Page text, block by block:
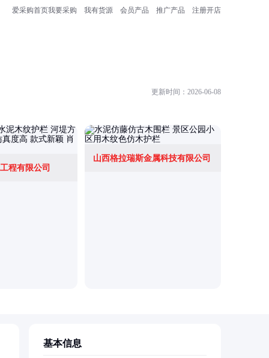
爱采购首页我要采购 我有货源 会员产品 推广产品 注册开店
更新时间：2026-06-08
程有限公司
山西格拉瑞斯金属科技有限公司
基本信息